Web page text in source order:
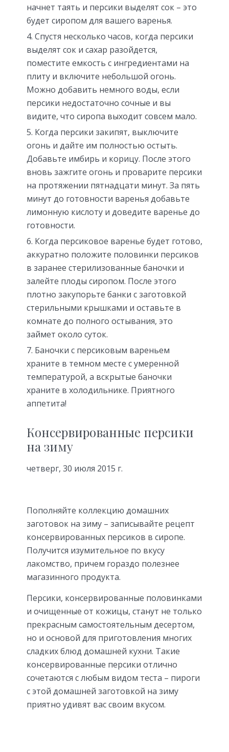
начнет таять и персики выделят сок – это
будет сиропом для вашего варенья.
Спустя несколько часов, когда персики
выделят сок и сахар разойдется,
поместите емкость с ингредиентами на
плиту и включите небольшой огонь.
Можно добавить немного воды, если
персики недостаточно сочные и вы
видите, что сиропа выходит совсем мало.
Когда персики закипят, выключите
огонь и дайте им полностью остыть.
Добавьте имбирь и корицу. После этого
вновь зажгите огонь и проварите персики
на протяжении пятнадцати минут. За пять
минут до готовности варенья добавьте
лимонную кислоту и доведите варенье до
готовности.
Когда персиковое варенье будет готово,
аккуратно положите половинки персиков
в заранее стерилизованные баночки и
залейте плоды сиропом. После этого
плотно закупорьте банки с заготовкой
стерильными крышками и оставьте в
комнате до полного остывания, это
займет около суток.
Баночки с персиковым вареньем
храните в темном месте с умеренной
температурой, а вскрытые баночки
храните в холодильнике. Приятного
аппетита!
Консервированные персики
на зиму
четверг, 30 июля 2015 г.
Пополняйте коллекцию домашних
заготовок на зиму – записывайте рецепт
консервированных персиков в сиропе.
Получится изумительное по вкусу
лакомство, причем гораздо полезнее
магазинного продукта.
Персики, консервированные половинками
и очищенные от кожицы, станут не только
прекрасным самостоятельным десертом,
но и основой для приготовления многих
сладких блюд домашней кухни. Такие
консервированные персики отлично
сочетаются с любым видом теста – пироги
с этой домашней заготовкой на зиму
приятно удивят вас своим вкусом.